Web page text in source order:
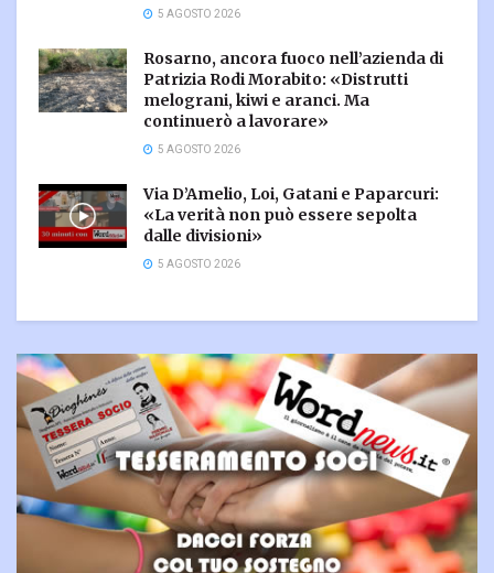
5 AGOSTO 2026
Rosarno, ancora fuoco nell’azienda di
Patrizia Rodi Morabito: «Distrutti
melograni, kiwi e aranci. Ma
continuerò a lavorare»
5 AGOSTO 2026
Via D’Amelio, Loi, Gatani e Paparcuri:
«La verità non può essere sepolta
dalle divisioni»
5 AGOSTO 2026